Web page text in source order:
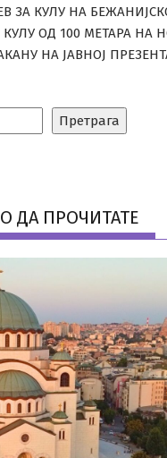
ЗА КУЛУ НА
ОД 100 МЕТАРА НА
НА ЈАВНОЈ
Претрага
ДА ПРОЧИТАТЕ